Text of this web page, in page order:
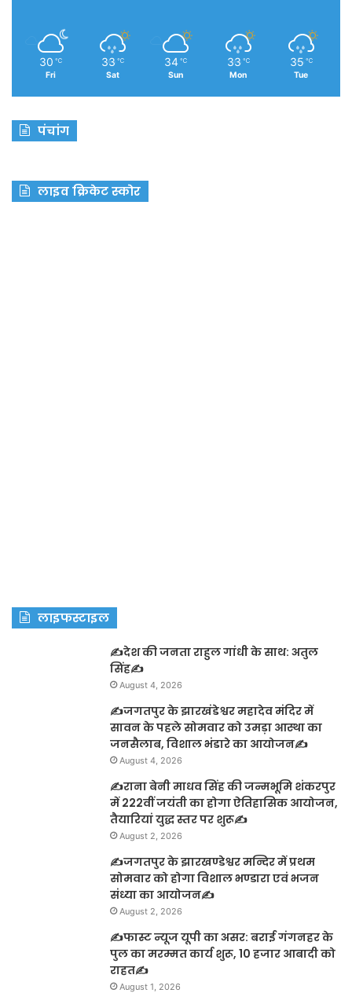
30 ℃
Fri
33 ℃
Sat
34 ℃
Sun
33 ℃
Mon
35 ℃
Tue
पंचांग
लाइव क्रिकेट स्कोर
लाइफस्टाइल
✍️देश की जनता राहुल गांधी के साथ: अतुल
सिंह✍️
August 4, 2026
✍️जगतपुर के झारखंडेश्वर महादेव मंदिर में
सावन के पहले सोमवार को उमड़ा आस्था का
जनसैलाब, विशाल भंडारे का आयोजन✍️
August 4, 2026
✍️राना बेनी माधव सिंह की जन्मभूमि शंकरपुर
में 222वीं जयंती का होगा ऐतिहासिक आयोजन,
तैयारियां युद्ध स्तर पर शुरू✍️
August 2, 2026
✍️जगतपुर के झारखण्डेश्वर मन्दिर में प्रथम
सोमवार को होगा विशाल भण्डारा एवं भजन
संध्या का आयोजन✍️
August 2, 2026
✍️फास्ट न्यूज यूपी का असर: बराई गंगनहर के
पुल का मरम्मत कार्य शुरू, 10 हजार आबादी को
राहत✍️
August 1, 2026